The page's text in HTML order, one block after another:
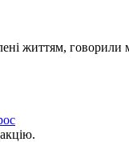
життям,